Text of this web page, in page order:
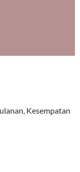
Kesempatan